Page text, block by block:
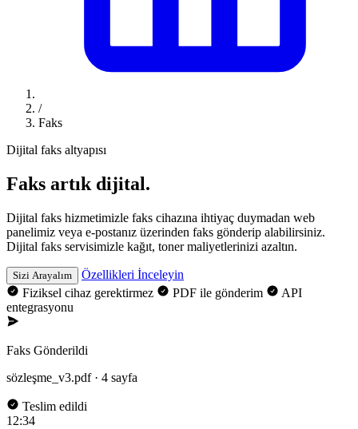
/
Faks
Dijital faks altyapısı
Faks artık dijital.
Dijital faks hizmetimizle faks cihazına ihtiyaç duymadan web
panelimiz veya e-postanız üzerinden faks gönderip alabilirsiniz.
Dijital faks servisimizle kağıt, toner maliyetlerinizi azaltın.
Sizi Arayalım
Özellikleri İnceleyin
Fiziksel cihaz gerektirmez
PDF ile gönderim
API
entegrasyonu
Faks Gönderildi
sözleşme_v3.pdf · 4 sayfa
Teslim edildi
12:34